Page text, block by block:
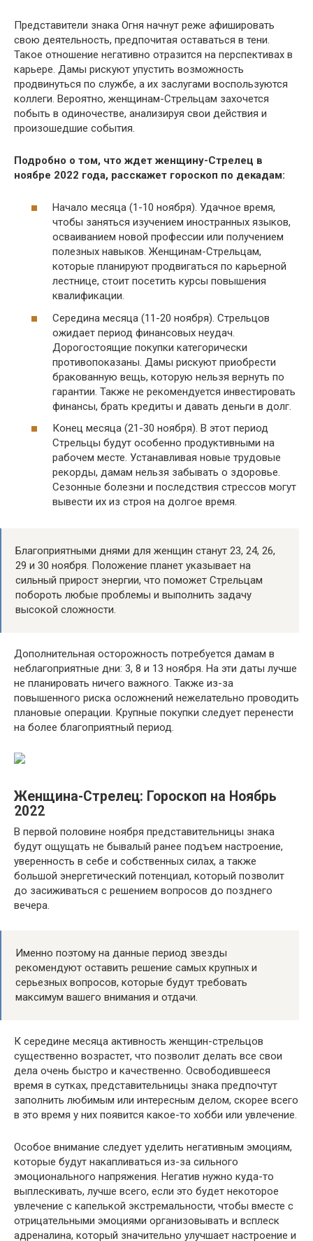
Представители знака Огня начнут реже афишировать
свою деятельность, предпочитая оставаться в тени.
Такое отношение негативно отразится на перспективах в
карьере. Дамы рискуют упустить возможность
продвинуться по службе, а их заслугами воспользуются
коллеги. Вероятно, женщинам-Стрельцам захочется
побыть в одиночестве, анализируя свои действия и
произошедшие события.
Подробно о том, что ждет женщину-Стрелец в
ноябре 2022 года, расскажет гороскоп по декадам:
Начало месяца (1-10 ноября). Удачное время,
чтобы заняться изучением иностранных языков,
осваиванием новой профессии или получением
полезных навыков. Женщинам-Стрельцам,
которые планируют продвигаться по карьерной
лестнице, стоит посетить курсы повышения
квалификации.
Середина месяца (11-20 ноября). Стрельцов
ожидает период финансовых неудач.
Дорогостоящие покупки категорически
противопоказаны. Дамы рискуют приобрести
бракованную вещь, которую нельзя вернуть по
гарантии. Также не рекомендуется инвестировать
финансы, брать кредиты и давать деньги в долг.
Конец месяца (21-30 ноября). В этот период
Стрельцы будут особенно продуктивными на
рабочем месте. Устанавливая новые трудовые
рекорды, дамам нельзя забывать о здоровье.
Сезонные болезни и последствия стрессов могут
вывести их из строя на долгое время.
Благоприятными днями для женщин станут 23, 24, 26,
29 и 30 ноября. Положение планет указывает на
сильный прирост энергии, что поможет Стрельцам
побороть любые проблемы и выполнить задачу
высокой сложности.
Дополнительная осторожность потребуется дамам в
неблагоприятные дни: 3, 8 и 13 ноября. На эти даты лучше
не планировать ничего важного. Также из-за
повышенного риска осложнений нежелательно проводить
плановые операции. Крупные покупки следует перенести
на более благоприятный период.
Женщина-Стрелец: Гороскоп на Ноябрь
2022
В первой половине ноября представительницы знака
будут ощущать не бывалый ранее подъем настроение,
уверенность в себе и собственных силах, а также
большой энергетический потенциал, который позволит
до засиживаться с решением вопросов до позднего
вечера.
Именно поэтому на данные период звезды
рекомендуют оставить решение самых крупных и
серьезных вопросов, которые будут требовать
максимум вашего внимания и отдачи.
К середине месяца активность женщин-стрельцов
существенно возрастет, что позволит делать все свои
дела очень быстро и качественно. Освободившееся
время в сутках, представительницы знака предпочтут
заполнить любимым или интересным делом, скорее всего
в это время у них появится какое-то хобби или увлечение.
Особое внимание следует уделить негативным эмоциям,
которые будут накапливаться из-за сильного
эмоционального напряжения. Негатив нужно куда-то
выплескивать, лучше всего, если это будет некоторое
увлечение с капелькой экстремальности, чтобы вместе с
отрицательными эмоциями организовывать и всплеск
адреналина, который значительно улучшает настроение и